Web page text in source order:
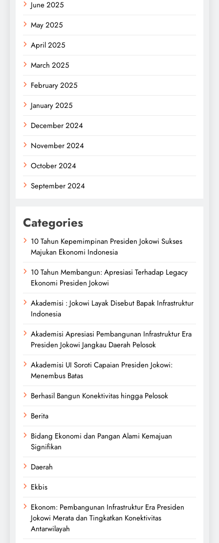
June 2025
May 2025
April 2025
March 2025
February 2025
January 2025
December 2024
November 2024
October 2024
September 2024
Categories
10 Tahun Kepemimpinan Presiden Jokowi Sukses
Majukan Ekonomi Indonesia
10 Tahun Membangun: Apresiasi Terhadap Legacy
Ekonomi Presiden Jokowi
Akademisi : Jokowi Layak Disebut Bapak Infrastruktur
Indonesia
Akademisi Apresiasi Pembangunan Infrastruktur Era
Presiden Jokowi Jangkau Daerah Pelosok
Akademisi UI Soroti Capaian Presiden Jokowi:
Menembus Batas
Berhasil Bangun Konektivitas hingga Pelosok
Berita
Bidang Ekonomi dan Pangan Alami Kemajuan
Signifikan
Daerah
Ekbis
Ekonom: Pembangunan Infrastruktur Era Presiden
Jokowi Merata dan Tingkatkan Konektivitas
Antarwilayah